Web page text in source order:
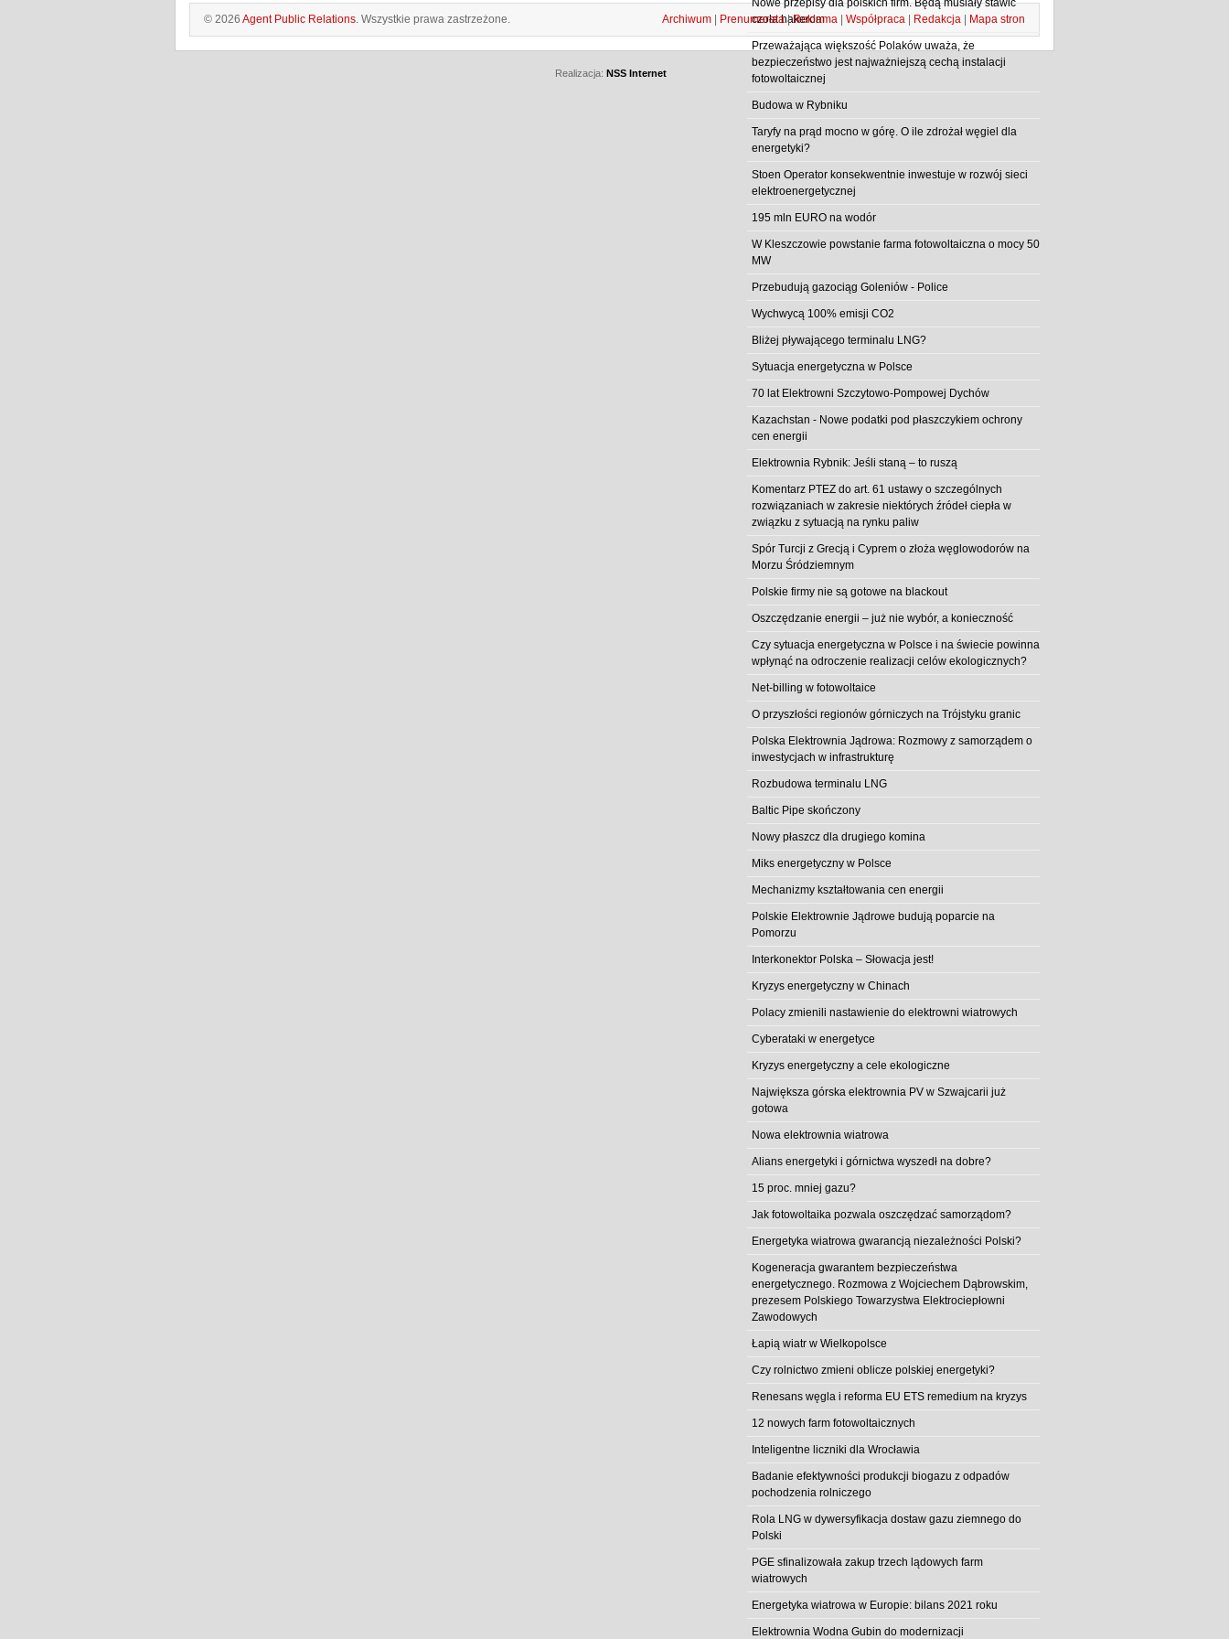
Nowe przepisy dla polskich firm. Będą musiały stawić
czoła hakerom
Przeważająca większość Polaków uważa, że
bezpieczeństwo jest najważniejszą cechą instalacji
fotowoltaicznej
Budowa w Rybniku
Taryfy na prąd mocno w górę. O ile zdrożał węgiel dla
energetyki?
Stoen Operator konsekwentnie inwestuje w rozwój sieci
elektroenergetycznej
195 mln EURO na wodór
W Kleszczowie powstanie farma fotowoltaiczna o mocy 50
MW
Przebudują gazociąg Goleniów - Police
Wychwycą 100% emisji CO2
Bliżej pływającego terminalu LNG?
Sytuacja energetyczna w Polsce
70 lat Elektrowni Szczytowo-Pompowej Dychów
Kazachstan - Nowe podatki pod płaszczykiem ochrony
cen energii
Elektrownia Rybnik: Jeśli staną – to ruszą
Komentarz PTEZ do art. 61 ustawy o szczególnych
rozwiązaniach w zakresie niektórych źródeł ciepła w
związku z sytuacją na rynku paliw
Spór Turcji z Grecją i Cyprem o złoża węglowodorów na
Morzu Śródziemnym
Polskie firmy nie są gotowe na blackout
Oszczędzanie energii – już nie wybór, a konieczność
Czy sytuacja energetyczna w Polsce i na świecie powinna
wpłynąć na odroczenie realizacji celów ekologicznych?
Net-billing w fotowoltaice
O przyszłości regionów górniczych na Trójstyku granic
Polska Elektrownia Jądrowa: Rozmowy z samorządem o
inwestycjach w infrastrukturę
Rozbudowa terminalu LNG
Baltic Pipe skończony
Nowy płaszcz dla drugiego komina
Miks energetyczny w Polsce
Mechanizmy kształtowania cen energii
Polskie Elektrownie Jądrowe budują poparcie na
Pomorzu
Interkonektor Polska – Słowacja jest!
Kryzys energetyczny w Chinach
Polacy zmienili nastawienie do elektrowni wiatrowych
Cyberataki w energetyce
Kryzys energetyczny a cele ekologiczne
Największa górska elektrownia PV w Szwajcarii już
gotowa
Nowa elektrownia wiatrowa
Alians energetyki i górnictwa wyszedł na dobre?
15 proc. mniej gazu?
Jak fotowoltaika pozwala oszczędzać samorządom?
Energetyka wiatrowa gwarancją niezależności Polski?
Kogeneracja gwarantem bezpieczeństwa
energetycznego. Rozmowa z Wojciechem Dąbrowskim,
prezesem Polskiego Towarzystwa Elektrociepłowni
Zawodowych
Łapią wiatr w Wielkopolsce
Czy rolnictwo zmieni oblicze polskiej energetyki?
Renesans węgla i reforma EU ETS remedium na kryzys
12 nowych farm fotowoltaicznych
Inteligentne liczniki dla Wrocławia
Badanie efektywności produkcji biogazu z odpadów
pochodzenia rolniczego
Rola LNG w dywersyfikacja dostaw gazu ziemnego do
Polski
PGE sfinalizowała zakup trzech lądowych farm
wiatrowych
Energetyka wiatrowa w Europie: bilans 2021 roku
Elektrownia Wodna Gubin do modernizacji
© 2026 Agent Public Relations. Wszystkie prawa zastrzeżone. Archiwum | Prenumerata|Reklama | Współpraca | Redakcja | Mapa stron
Realizacja: NSS Internet